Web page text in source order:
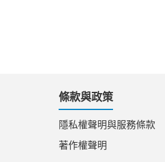
條款與政策
隱私權聲明與服務條款
著作權聲明